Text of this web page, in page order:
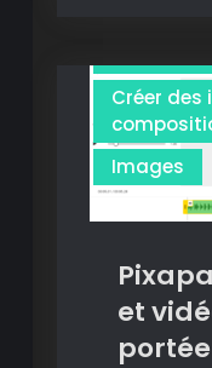
Créer
Images
et